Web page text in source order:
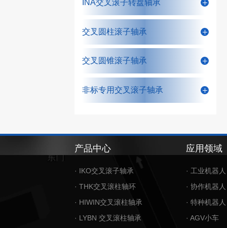
INA交叉滚子转盘轴承
交叉圆柱滚子轴承
交叉圆锥滚子轴承
非标专用交叉滚子轴承
产品中心
· IKO交叉滚子轴承
· THK交叉滚柱轴环
· HIWIN交叉滚柱轴承
· LYBN 交叉滚柱轴承
应用领域
· 工业机器人
· 协作机器人
· 特种机器人
· AGV小车